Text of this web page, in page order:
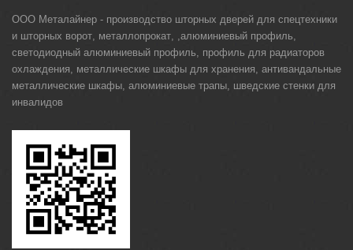
ООО Металайнер - производство шторных дверей для спецтехники
и шторных ворот металлопрокат алюминиевый профиль
светодиодный алюминиевый профиль
профиль для радиаторов
охлаждения
металлические шкафы для хранения антивандальные
металлические шкафы алюминиевые трапы шведские стенки для
инвалидов